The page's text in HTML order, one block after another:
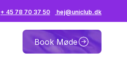
+ 45 78 70 37 50 hej@uniclub.dk
Book Møde